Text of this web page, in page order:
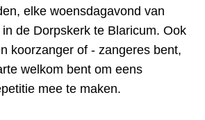
elke woensdagavond van
de Dorpskerk te Blaricum. Ook
koorzanger of - zangeres bent,
welkom bent om eens
mee te maken.